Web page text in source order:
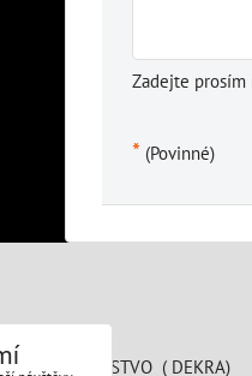
Zadejte prosím
* (Povinné)
AUTODRUŽSTVO ( DEKRA)